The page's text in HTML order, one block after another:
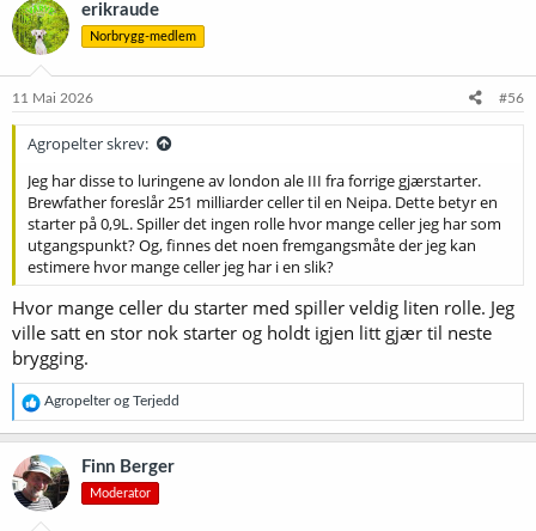
erikraude
Norbrygg-medlem
11 Mai 2026 #56
Agropelter skrev:
Jeg har disse to luringene av london ale III fra forrige gjærstarter.
Brewfather foreslår 251 milliarder celler til en Neipa. Dette betyr en
starter på 0,9L. Spiller det ingen rolle hvor mange celler jeg har som
utgangspunkt? Og, finnes det noen fremgangsmåte der jeg kan
estimere hvor mange celler jeg har i en slik?
Hvor mange celler du starter med spiller veldig liten rolle. Jeg
ville satt en stor nok starter og holdt igjen litt gjær til neste
brygging.
R
e
a
k
s
j
o
Agropelterog Terjedd
Finn Berger
Moderator